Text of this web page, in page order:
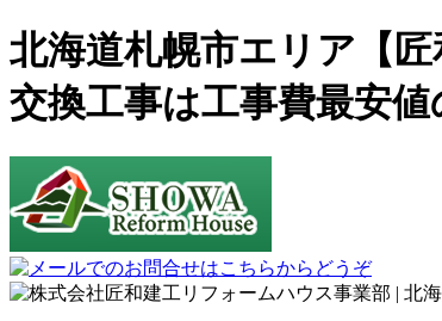
北海道札幌市エリア【
交換工事は工事費最安値